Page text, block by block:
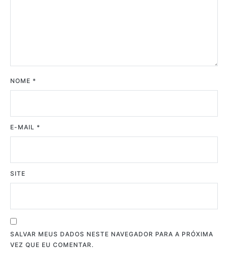
NOME *
E-MAIL *
SITE
SALVAR MEUS DADOS NESTE NAVEGADOR PARA A PRÓXIMA
VEZ QUE EU COMENTAR.